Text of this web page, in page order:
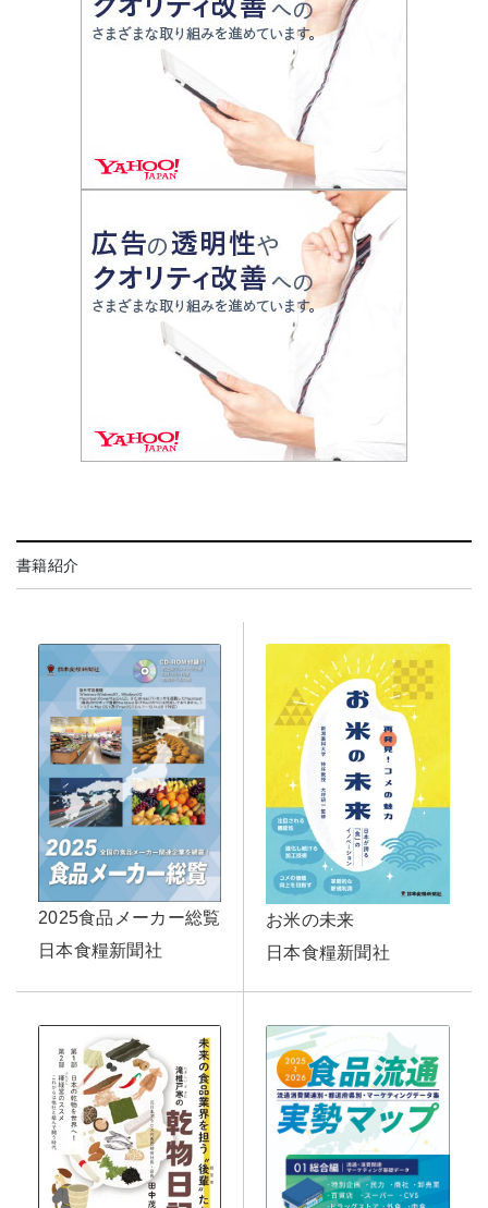
書籍紹介
2025食品メーカー総覧
日本食糧新聞社
お米の未来
日本食糧新聞社